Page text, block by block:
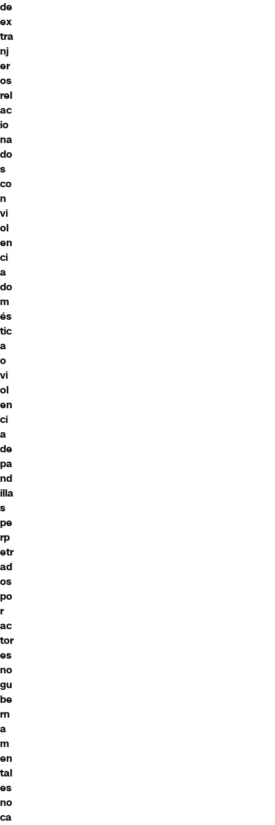
de
ex
tra
nj
er
os
rel
ac
io
na
do
s
co
n
vi
ol
en
ci
a
do
m
és
tic
a
o
vi
ol
en
ci
a
de
pa
nd
illa
s
pe
rp
etr
ad
os
po
r
ac
tor
es
no
gu
be
rn
a
m
en
tal
es
no
ca